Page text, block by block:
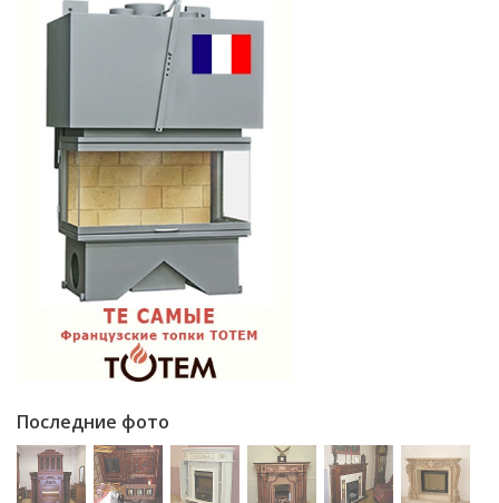
Последние фото